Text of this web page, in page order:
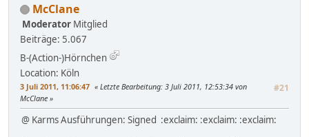
McClane
Moderator Mitglied
Beiträge: 5.067
B-(Action-)Hörnchen
Location: Köln
3 Juli 2011, 11:06:47 #21
Letzte Bearbeitung: 3 Juli 2011, 12:53:34 von
McClane
@ Karms Ausführungen: Signed :exclaim: :exclaim: :exclaim: